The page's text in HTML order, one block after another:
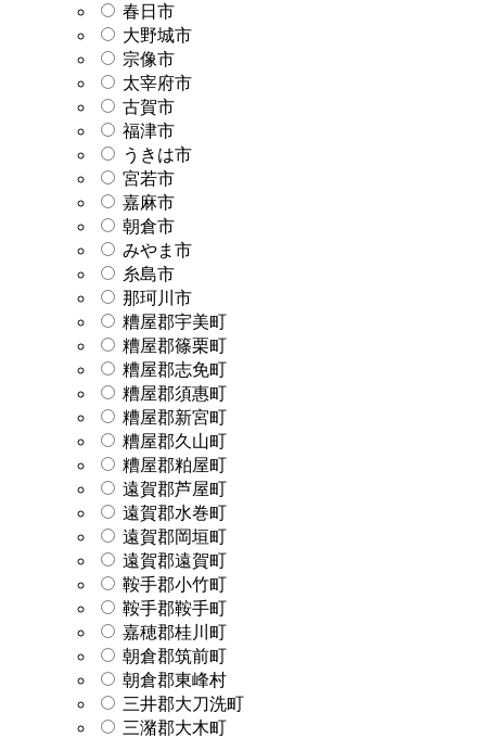
春日市
大野城市
宗像市
太宰府市
古賀市
福津市
うきは市
宮若市
嘉麻市
朝倉市
みやま市
糸島市
那珂川市
糟屋郡宇美町
糟屋郡篠栗町
糟屋郡志免町
糟屋郡須惠町
糟屋郡新宮町
糟屋郡久山町
糟屋郡粕屋町
遠賀郡芦屋町
遠賀郡水巻町
遠賀郡岡垣町
遠賀郡遠賀町
鞍手郡小竹町
鞍手郡鞍手町
嘉穂郡桂川町
朝倉郡筑前町
朝倉郡東峰村
三井郡大刀洗町
三潴郡大木町